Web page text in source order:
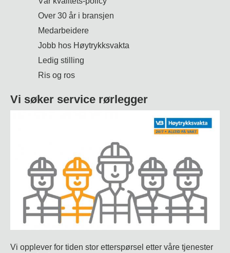
Over 30 år i bransjen
Medarbeidere
Jobb hos Høytrykksvakta
Ledig stilling
Ris og ros
Vi søker service rørlegger
Vi opplever for tiden stor etterspørsel etter våre tjenester